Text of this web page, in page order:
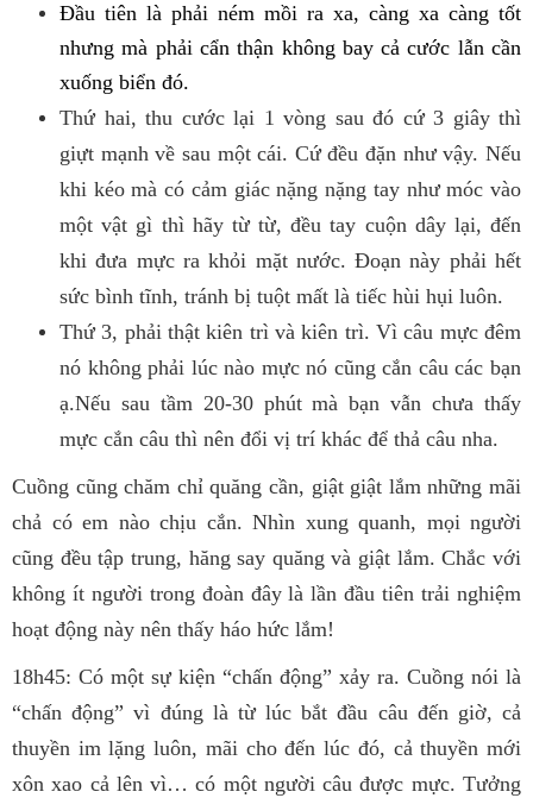
Đầu tiên là phải ném mồi ra xa, càng xa càng tốt
nhưng mà phải cẩn thận không bay cả cước lẫn cần
xuống biển đó.
Thứ hai, thu cước lại 1 vòng sau đó cứ 3 giây thì
giựt mạnh về sau một cái. Cứ đều đặn như vậy. Nếu
khi kéo mà có cảm giác nặng nặng tay như móc vào
một vật gì thì hãy từ từ, đều tay cuộn dây lại, đến
khi đưa mực ra khỏi mặt nước. Đoạn này phải hết
sức bình tĩnh, tránh bị tuột mất là tiếc hùi hụi luôn.
Thứ 3, phải thật kiên trì và kiên trì. Vì câu mực đêm
nó không phải lúc nào mực nó cũng cắn câu các bạn
ạ.Nếu sau tầm 20-30 phút mà bạn vẫn chưa thấy
mực cắn câu thì nên đổi vị trí khác để thả câu nha.
Cuồng cũng chăm chỉ quăng cần, giật giật lắm những mãi
chả có em nào chịu cắn. Nhìn xung quanh, mọi người
cũng đều tập trung, hăng say quăng và giật lắm. Chắc với
không ít người trong đoàn đây là lần đầu tiên trải nghiệm
hoạt động này nên thấy háo hức lắm!
18h45: Có một sự kiện “chấn động” xảy ra. Cuồng nói là
“chấn động” vì đúng là từ lúc bắt đầu câu đến giờ, cả
thuyền im lặng luôn, mãi cho đến lúc đó, cả thuyền mới
xôn xao cả lên vì… có một người câu được mực. Tưởng